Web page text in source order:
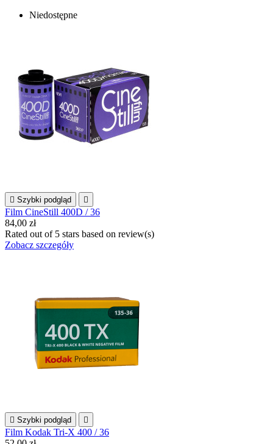
Niedostępne
 Szybki podgląd 
Film CineStill 400D / 36
84,00 zł
Rated out of 5 stars based on review(s)
Zobacz szczegóły
 Szybki podgląd 
Film Kodak Tri-X 400 / 36